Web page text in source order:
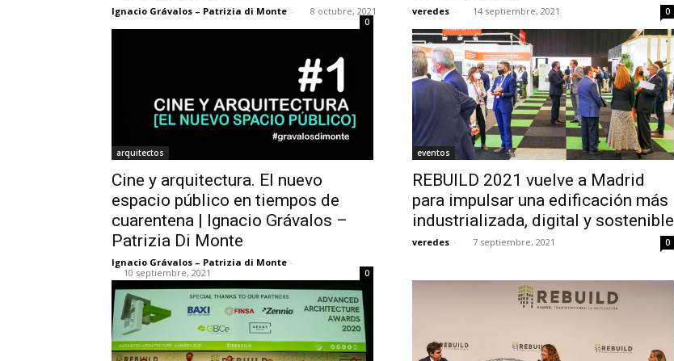
Ignacio Grávalos – Patrizia di Monte - 8 octubre, 2021
0
veredes - 14 septiembre, 2021 0
arquitectos
Cine y arquitectura. El nuevo
espacio público en tiempos de
cuarentena | Ignacio Grávalos –
Patrizia Di Monte
Ignacio Grávalos – Patrizia di Monte -
10 septiembre, 2021
0
eventos
REBUILD 2021 vuelve a Madrid
para impulsar una edificación más
industrializada, digital y sostenible
veredes - 7 septiembre, 2021 0